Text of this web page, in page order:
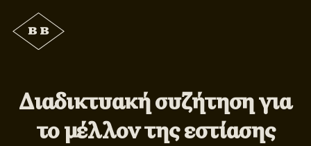
Διαδικτυακή συζήτηση για
το μέλλον της εστίασης